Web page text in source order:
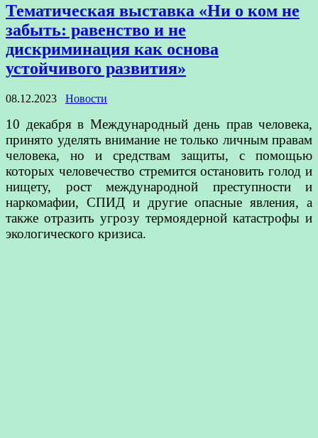
Тематическая выставка «Ни о ком не
забыть: равенство и не
дискриминация как основа
устойчивого развития»
08.12.2023 Новости
10 декабря в Международный день прав человека,
принято уделять внимание не только личным правам
человека, но и средствам защиты, с помощью
которых человечество стремится остановить голод и
нищету, рост международной преступности и
наркомафии, СПИД и другие опасные явления, а
также отразить угрозу термоядерной катастрофы и
экологического кризиса.